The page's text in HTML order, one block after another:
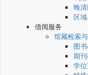
晚
区
借阅服务
馆藏检索
图
期
学